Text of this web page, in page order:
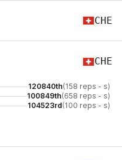
CHE
CHE
120840th(158 reps - s)
100849th(658 reps - s)
104523rd(100 reps - s)